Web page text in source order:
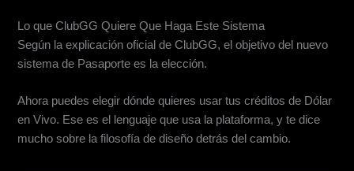
Lo que ClubGG Quiere Que Haga Este Sistema
Según la explicación oficial de ClubGG, el objetivo del nuevo
sistema de Pasaporte es la elección.
Ahora puedes elegir dónde quieres usar tus créditos de Dólar
en Vivo. Ese es el lenguaje que usa la plataforma, y te dice
mucho sobre la filosofía de diseño detrás del cambio.